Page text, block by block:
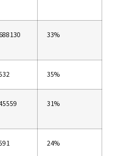
33%
35%
31%
24%